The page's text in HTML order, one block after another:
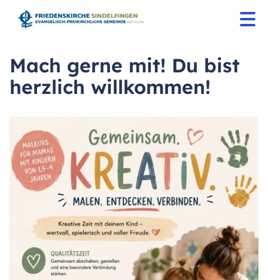
Mach gerne mit! Du bist
herzlich willkommen!